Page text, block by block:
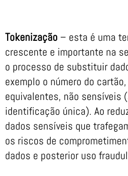
Tokenização – esta é uma
crescente e importante na
o processo de substituir
exemplo o número do
equivalentes, não sensíveis
identificação única). Ao
dados sensíveis que
os riscos de
dados e posterior uso